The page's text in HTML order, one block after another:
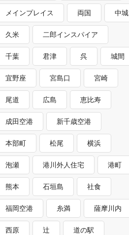
メインプレイス 両国 中城
久米 二郎インスパイア
千葉 君津 呉 城間
宜野座 宮島口 宮崎
尾道 広島 恵比寿
成田空港 新千歳空港
本部町 松尾 横浜
泡瀬 港川外人住宅 港町
熊本 石垣島 社食
福岡空港 糸満 薩摩川内
西原 辻 道の駅